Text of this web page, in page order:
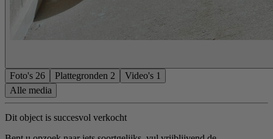
Foto's 26 Plattegronden 2 Video's 1
Alle media
Dit object is succesvol verkocht